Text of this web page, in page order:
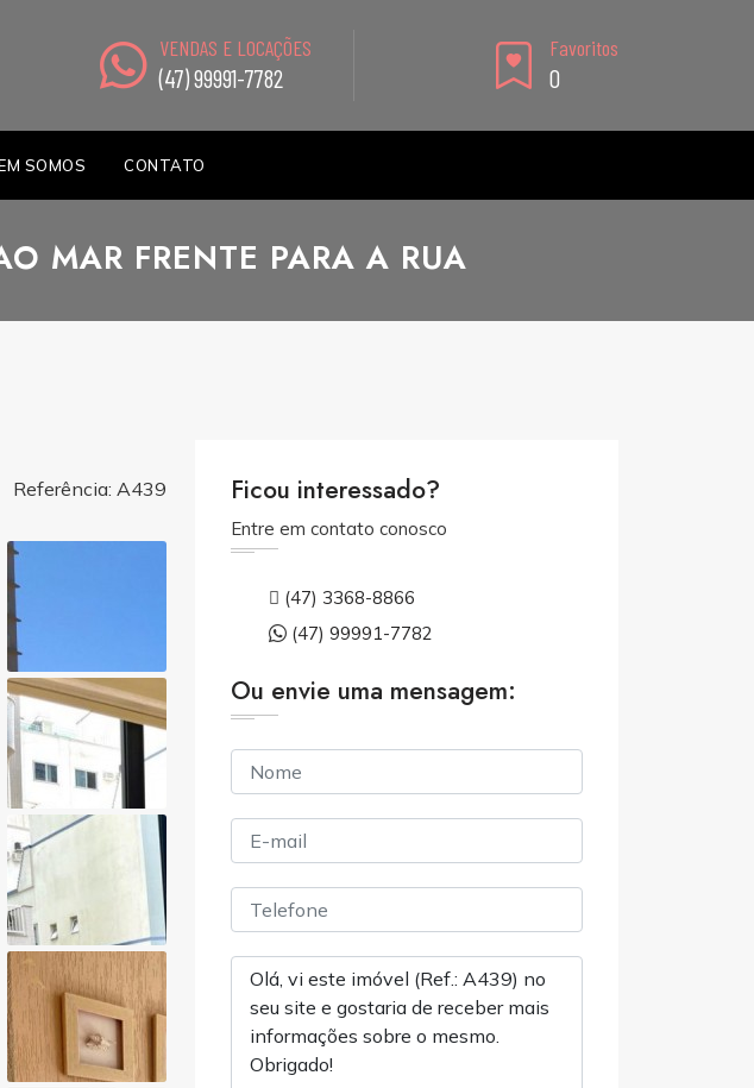
VENDAS E LOCAÇÕES
(47) 99991-7782
Favoritos
0
SOMOS CONTATO
MAR FRENTE PARA A RUA
Referência: A439 Ficou interessado?
Entre em contato conosco
(47) 3368-8866
(47) 99991-7782
Ou envie uma mensagem: